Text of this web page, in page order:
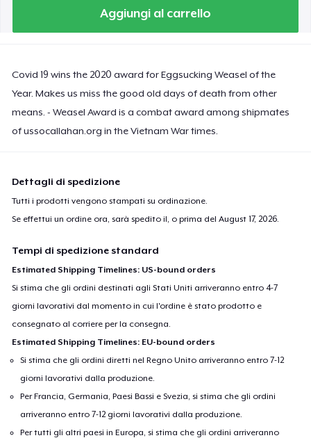
Aggiungi al carrello
Covid 19 wins the 2020 award for Eggsucking Weasel of the
Year. Makes us miss the good old days of death from other
means. - Weasel Award is a combat award among shipmates
of ussocallahan.org in the Vietnam War times.
Dettagli di spedizione
Tutti i prodotti vengono stampati su ordinazione.
Se effettui un ordine ora, sarà spedito il, o prima delAugust 17, 2026.
Tempi di spedizione standard
Estimated Shipping Timelines: US-bound orders
Si stima che gli ordini destinati agli Stati Uniti arriveranno entro 4-7
giorni lavorativi dal momento in cui l'ordine è stato prodotto e
consegnato al corriere per la consegna.
Estimated Shipping Timelines: EU-bound orders
Si stima che gli ordini diretti nel Regno Unito arriveranno entro 7-12
giorni lavorativi dalla produzione.
Per Francia, Germania, Paesi Bassi e Svezia, si stima che gli ordini
arriveranno entro 7-12 giorni lavorativi dalla produzione.
Per tutti gli altri paesi in Europa, si stima che gli ordini arriveranno